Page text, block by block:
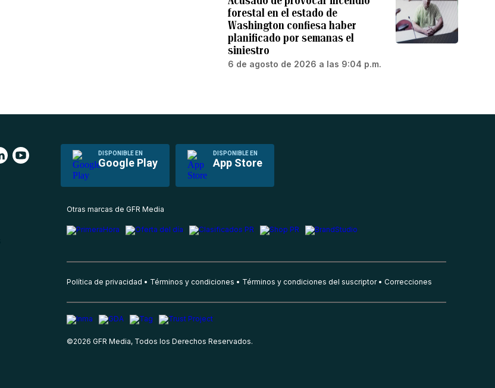
forestal en el estado de
Washington confiesa haber
planificado por semanas el
siniestro
6 de agosto de 2026 a las 9:04 p.m.
DISPONIBLE EN
Google Play
DISPONIBLE EN
App Store
Otras marcas de GFR Media
Política de privacidad Términos y condiciones Términos y condiciones del suscriptor Correcciones
©2026 GFR Media, Todos los Derechos Reservados.